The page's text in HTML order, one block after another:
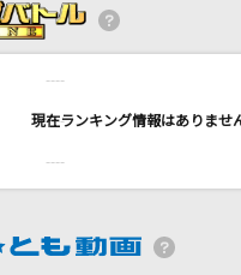
----
----
----